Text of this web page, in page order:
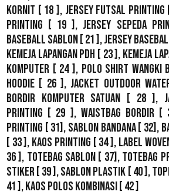
Kornit [ 18 ], Jersey Futsal Printing
Printing [ 19 ], Jersey Sepeda
Baseball Sablon [ 21 ],Jersey
Kemeja Lapangan PDH [ 23 ], Kemeja
Komputer [ 24 ], Polo Shirt Wangki
Hoodie [ 26 ],Jacket Outdoor
Bordir Komputer Satuan [ 28 ],
Printing [ 29 ], Waistbag Bordir [
Printing [ 31], Sablon Bandana[ 32],
[ 33 ], Kaos Printing [ 34 ], Label
36 ], Totebag Sablon [ 37], Totebag
Stiker [ 39 ],Sablon Plastik [ 40 ],
41 ],Kaos Polos Kombinasi [ 42 ]